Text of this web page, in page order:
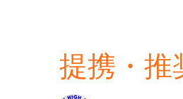
提携・推